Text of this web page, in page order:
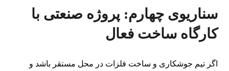
سناریوی چهارم: پروژه صنعتی با
کارگاه ساخت فعال
اگر تیم جوشکاری و ساخت فلزات در محل مستقر باشد و